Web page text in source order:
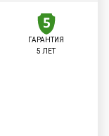
ГАРАНТИЯ
5 ЛЕТ